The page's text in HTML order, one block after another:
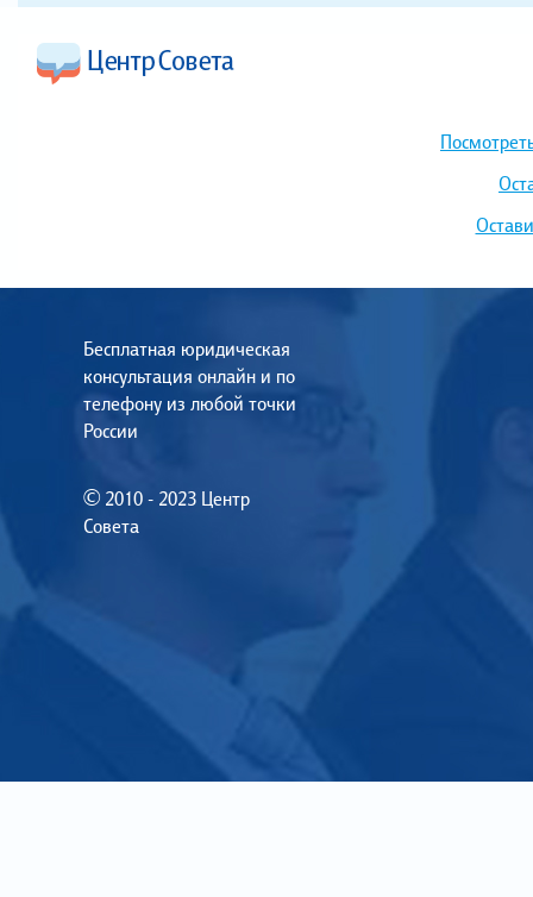
Бесплатная юридическая
консультация онлайн и по
телефону из любой точки
России
© 2010 - 2023 Центр
Совета